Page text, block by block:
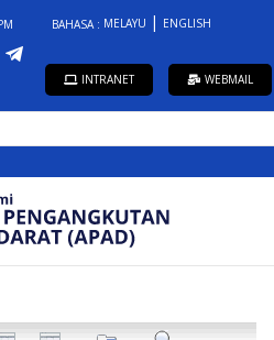
BAHASA : MELAYU ENGLISH
INTRANET WEBMAIL